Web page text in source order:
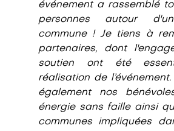
événement a rassemblé
personnes autour
commune ! Je tiens à
partenaires, dont
soutien ont été
réalisation de
également nos
énergie sans faille ainsi
communes impliquées